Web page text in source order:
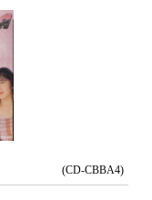
(CD-CBBA4)